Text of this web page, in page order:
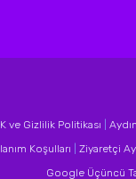
ve Gizlilik Politikası
Koşulları Ziyaretçi
Google Üçüncü